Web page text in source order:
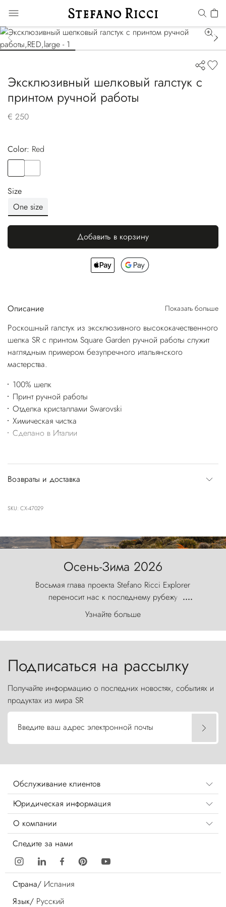
Эксклюзивный шелковый галстук с
принтом ручной работы
€ 250
Color:
red
Size
One size
Добавить в корзину
Описание Показать больше
Роскошный галстук из эксклюзивного высококачественного
шелка SR с принтом Square Garden ручной работы служит
наглядным примером безупречного итальянского
мастерства.
100% шелк
Принт ручной работы
Отделка кристаллами Swarovski
Химическая чистка
Сделано в Италии
Возвраты и доставка
SKU: CX-47029
Осень-Зима 2026
Восьмая глава проекта Stefano Ricci Explorer
переносит нас к последнему рубежу
первозданного мира, где ветер с
первобытной яростью ваяет ландшафт, а пики
Торрес-дель-Пайне, словно каменные стражи,
....
Узнайте больше
Подписаться на рассылку
Получайте информацию о последних новостях, событиях и
продуктах из мира SR
Введите ваш адрес электронной почты
Обслуживание клиентов
Юридическая информация
О компании
Следите за нами
Страна/ Испания
Язык/ Русский